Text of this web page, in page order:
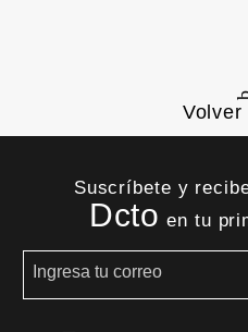
Volver
Suscríbete y
Dcto en tu